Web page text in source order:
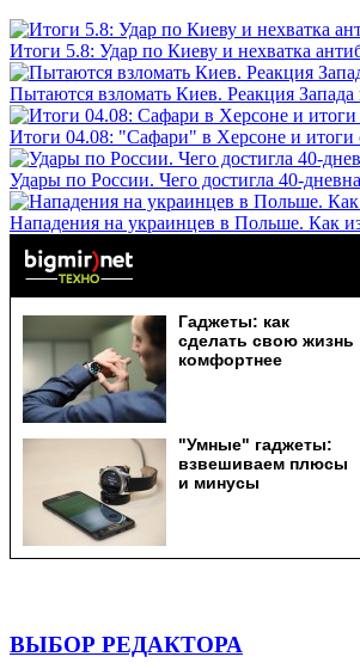
Итоги 5.8: Удар по Киеву и нехватка
Пытаются взломать Киев. Реакция Запада
Итоги 04.08: "Сафари" в Херсоне и итоги
Удары по России. Чего достигла 40-
Нападения на украинцев в Польше. Как
ВЫБОР РЕДАКТОРА